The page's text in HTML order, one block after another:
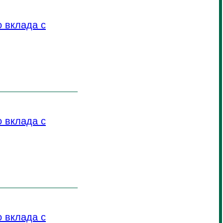
вклада с
вклада с
вклада с